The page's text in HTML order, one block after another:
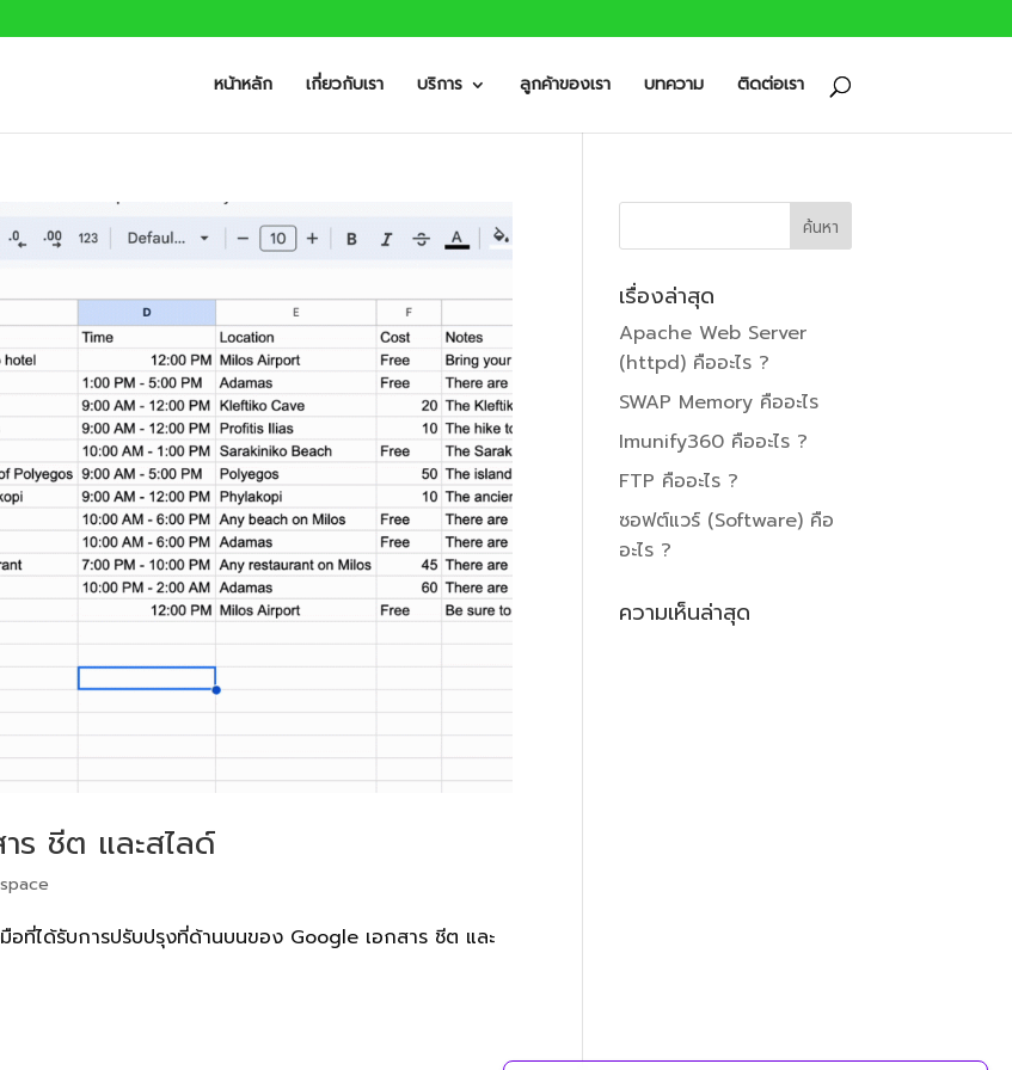
หน้าหลัก เกี่ยวกับเรา บริการ ลูกค้าของเรา บทความ ติดต่อเรา
ร ชีต และสไลด์
อที่ได้รับการปรับปรุงที่ด้านบนของ Google เอกสาร ชีต และ
เรื่องล่าสุด
Apache Web Server
(httpd) คืออะไร ?
SWAP Memory คืออะไร
Imunify360 คืออะไร ?
FTP คืออะไร ?
ซอฟต์แวร์ (Software) คือ
อะไร ?
ความเห็นล่าสุด